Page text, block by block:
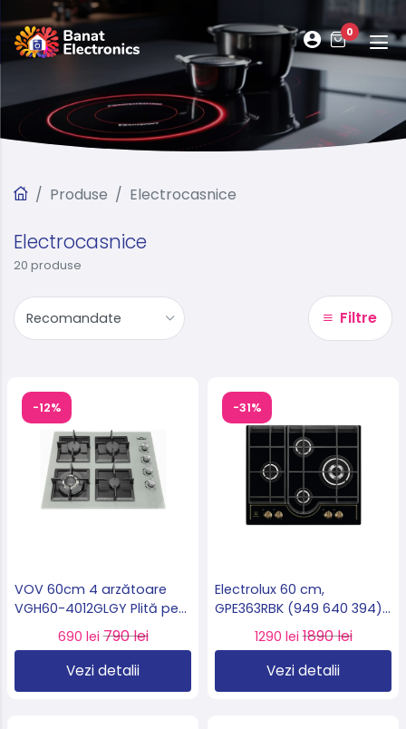
0
Produse Electrocasnice
Electrocasnice
20 produse
Filtre
-12%
VOV 60cm 4 arzătoare
VGH60-4012GLGY Plită pe
gaz WOK sticlă securizată,
import Slovacia 🇸🇰
690 lei790 lei
Vezi detalii
-31%
Electrolux 60 cm,
GPE363RBK (949 640 394)
– Plită încorporabilă pe
gaz 4 arzătoare, arzător
Wok 4 kW, grătare din
fontă
1290 lei1890 lei
Vezi detalii